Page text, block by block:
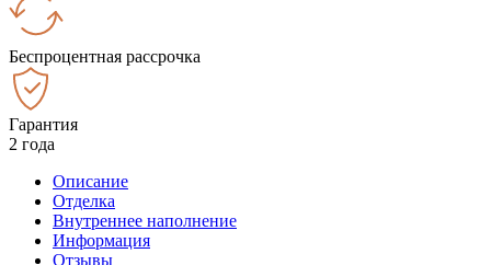
Беспроцентная рассрочка
Гарантия
2 года
Описание
Отделка
Внутреннее наполнение
Информация
Отзывы